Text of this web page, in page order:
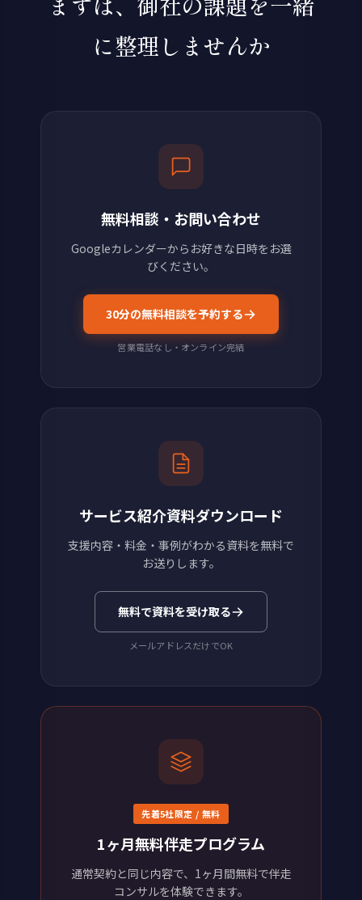
に整理しませんか
無料相談・お問い合わせ
Googleカレンダーからお好きな日時をお選
びください。
30分の無料相談を予約する
営業電話なし・オンライン完結
サービス紹介資料ダウンロード
支援内容・料金・事例がわかる資料を無料で
お送りします。
無料で資料を受け取る
メールアドレスだけでOK
先着5社限定 / 無料
1ヶ月無料伴走プログラム
通常契約と同じ内容で、1ヶ月間無料で伴走
コンサルを体験できます。